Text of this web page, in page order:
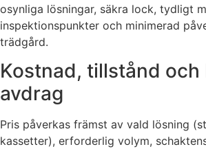
osynliga lösningar, säkra lock, tydligt
inspektionspunkter och minimerad
trädgård.
Kostnad, tillstånd och
avdrag
Pris påverkas främst av vald lösning
kassetter), erforderlig volym,